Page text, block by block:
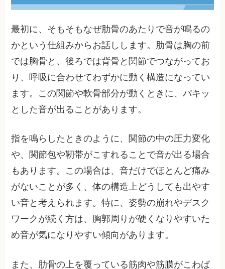
最初に、そもそもなぜ肋骨のあたりで音が鳴るの
かという仕組みからお話しします。肋骨は胸の前
では胸骨と、後ろでは背骨と関節でつながってお
り、呼吸に合わせてわずかに動く構造になってい
ます。この関節や軟骨部分が動くときに、パキッ
とした音が出ることがあります。
指を鳴らしたときのように、関節の中の圧力変化
や、関節包や靭帯がこすれることで音が出る場合
もあります。この場合は、音だけでほとんど痛み
がないことが多く、体の構造上どうしても出やす
い音と考えられます。特に、姿勢の崩れやデスク
ワークが続く方は、胸郭周りが硬くなりやすいた
め音が気になりやすい傾向があります。
また、肋骨の上を覆っている筋肉や筋膜がこわば